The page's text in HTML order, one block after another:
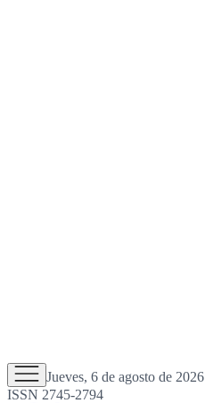
Jueves, 6 de agosto de 2026
ISSN 2745-2794